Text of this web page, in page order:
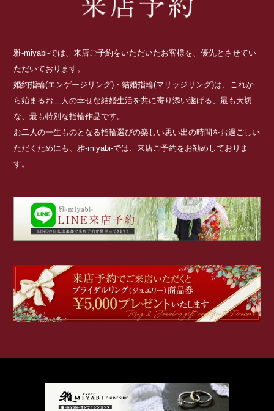
雅-miyabi-では、来店ご予約をいただいたお客様を、優先とさせてい
ただいております。
婚約指輪(エンゲージリング)・結婚指輪(マリッジリング)は、これか
ら始まるお二人の幸せな結婚生活を共に寄り添い遂げる、最も大切
な、最も特別な指輪作品です。
お二人の一生ものとなる指輪選びの楽しい思い出の時間をお過ごしい
ただくためにも、雅-miyabi-では、来店ご予約をお勧めしておりま
す。